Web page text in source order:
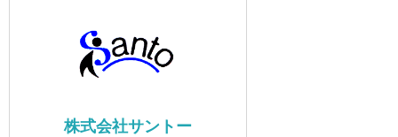
株式会社サントー